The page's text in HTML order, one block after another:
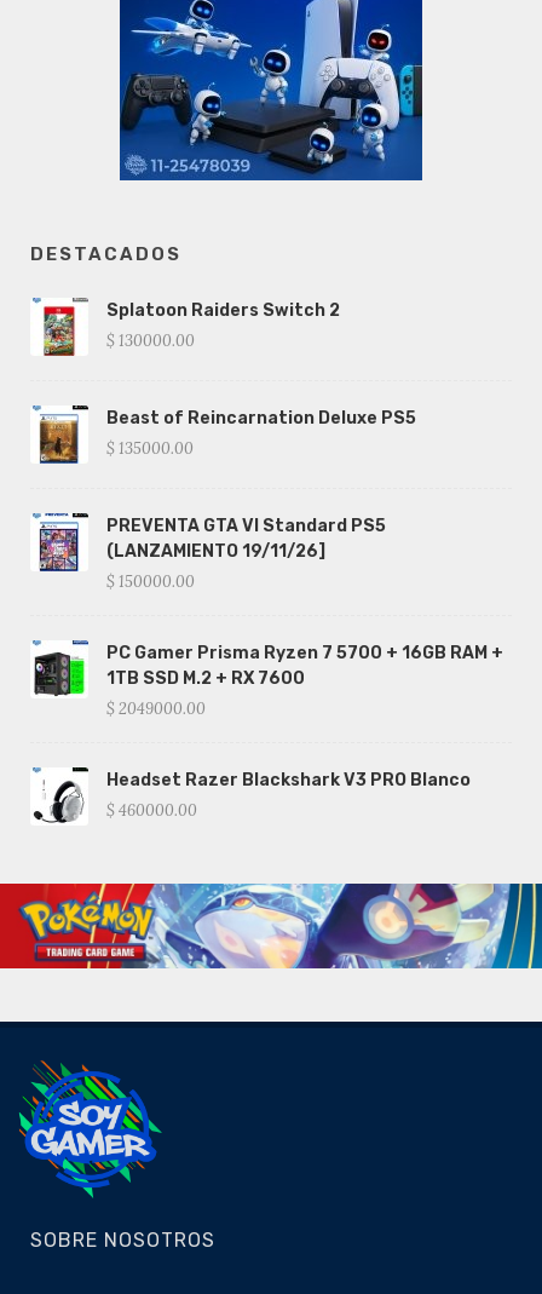
DESTACADOS
Splatoon Raiders Switch 2
$ 130000.00
Beast of Reincarnation Deluxe PS5
$ 135000.00
PREVENTA GTA VI Standard PS5
(LANZAMIENTO 19/11/26]
$ 150000.00
PC Gamer Prisma Ryzen 7 5700 + 16GB RAM +
1TB SSD M.2 + RX 7600
$ 2049000.00
Headset Razer Blackshark V3 PRO Blanco
$ 460000.00
SOBRE NOSOTROS